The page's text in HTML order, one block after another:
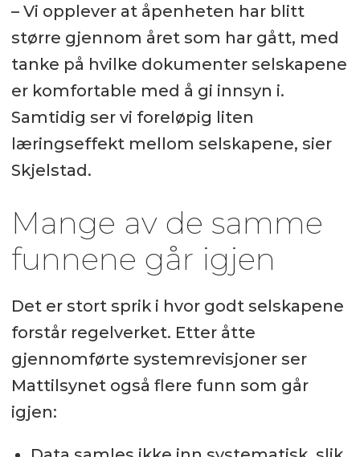
– Vi opplever at åpenheten har blitt
større gjennom året som har gått, med
tanke på hvilke dokumenter selskapene
er komfortable med å gi innsyn i.
Samtidig ser vi foreløpig liten
læringseffekt mellom selskapene, sier
Skjelstad.
Mange av de samme
funnene går igjen
Det er stort sprik i hvor godt selskapene
forstår regelverket. Etter åtte
gjennomførte systemrevisjoner ser
Mattilsynet også flere funn som går
igjen: